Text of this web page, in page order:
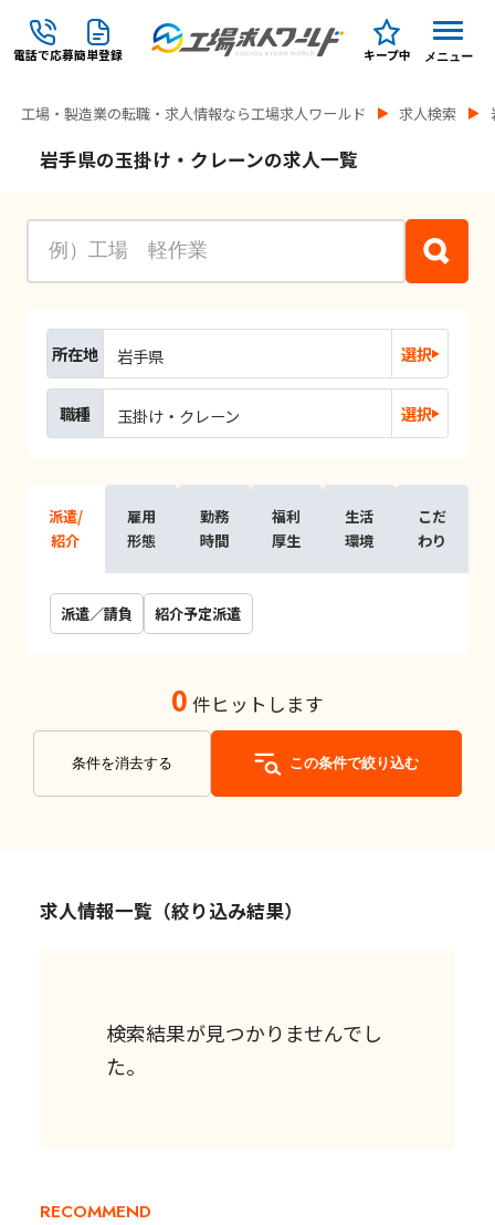
電話で応募簡単登録 キープ中 メニュー
工場・製造業の転職・求人情報なら工場求人ワールド 求人検索
岩手県の玉掛け・クレーンの求人一覧
所在地 岩手県 選択
職種 玉掛け・クレーン 選択
派遣/
紹介
雇用
形態
勤務
時間
福利
厚生
生活
環境
こだ
わり
派遣／請負 紹介予定派遣
0 件ヒットします
条件を消去する この条件で絞り込む
求人情報一覧（絞り込み結果）
検索結果が見つかりませんでし
た。
RECOMMEND